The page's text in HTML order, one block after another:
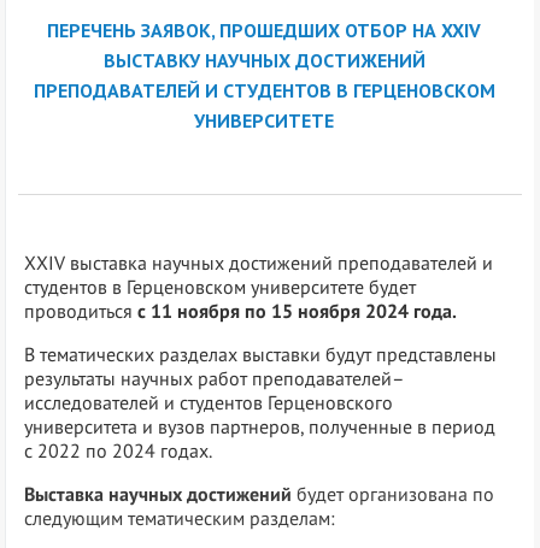
ПЕРЕЧЕНЬ ЗАЯВОК, ПРОШЕДШИХ ОТБОР НА XXIV
ВЫСТАВКУ НАУЧНЫХ ДОСТИЖЕНИЙ
ПРЕПОДАВАТЕЛЕЙ И СТУДЕНТОВ В ГЕРЦЕНОВСКОМ
УНИВЕРСИТЕТЕ
XXIV выставка научных достижений преподавателей и
студентов в Герценовском университете будет
проводиться с 11 ноября по 15 ноября 2024 года.
В тематических разделах выставки будут представлены
результаты научных работ преподавателей–
исследователей и студентов Герценовского
университета и вузов партнеров, полученные в период
с 2022 по 2024 годах.
Выставка научных достижений будет организована по
следующим тематическим разделам: